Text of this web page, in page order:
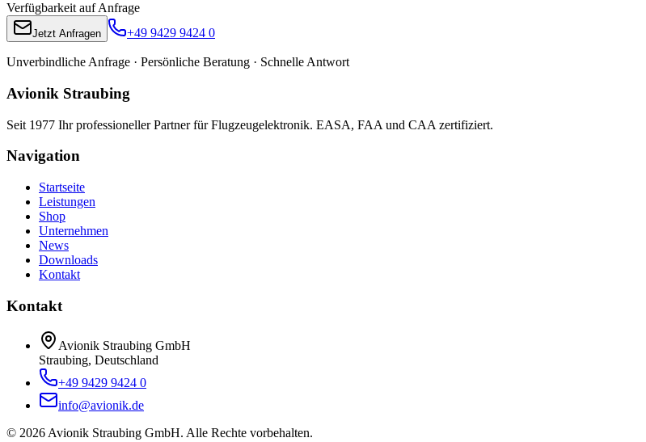
Verfügbarkeit auf Anfrage
Jetzt Anfragen +49 9429 9424 0
Unverbindliche Anfrage · Persönliche Beratung · Schnelle Antwort
Avionik Straubing
Seit 1977 Ihr professioneller Partner für Flugzeugelektronik. EASA, FAA und CAA zertifiziert.
Navigation
Startseite
Leistungen
Shop
Unternehmen
News
Downloads
Kontakt
Kontakt
Avionik Straubing GmbH
Straubing, Deutschland
+49 9429 9424 0
info@avionik.de
© 2026 Avionik Straubing GmbH. Alle Rechte vorbehalten.